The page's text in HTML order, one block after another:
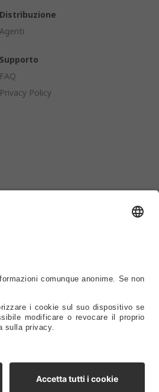
Distribuzione
Agenti
Supporto
FAQ
Privacy Policy